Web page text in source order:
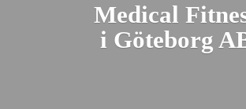
Medical
i Göteborg